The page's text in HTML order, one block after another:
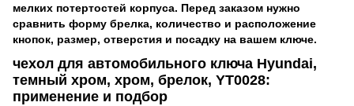
мелких потертостей корпуса. Перед заказом нужно
сравнить форму брелка, количество и расположение
кнопок, размер, отверстия и посадку на вашем ключе.
чехол для автомобильного ключа Hyundai,
темный хром, хром, брелок, YT0028:
применение и подбор